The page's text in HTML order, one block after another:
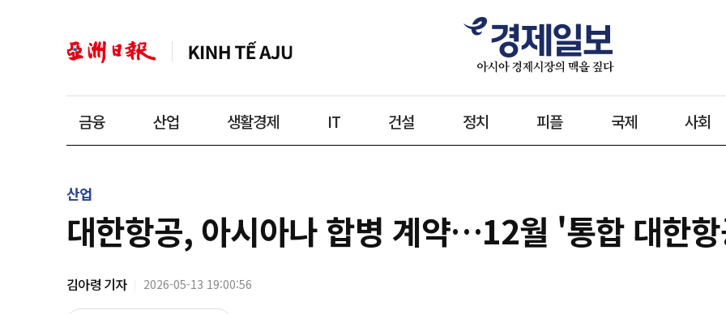
금융 산업 생활경제 IT 건설 정치 피플 국제 사회
산업
대한항공, 아시아나 합병 계약…12월 '통합 대한
김아령 기자 2026-05-13 19:00:56